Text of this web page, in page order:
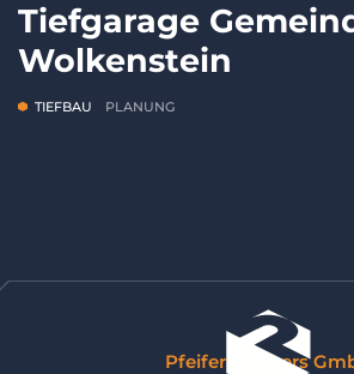
Tiefgarage
Wolkenstein
TIEFBAU PLANUNG
Pfeifer Partners